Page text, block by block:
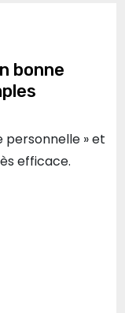
bonne
personnelle » et
efficace.